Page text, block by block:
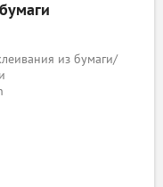
из бумаги/